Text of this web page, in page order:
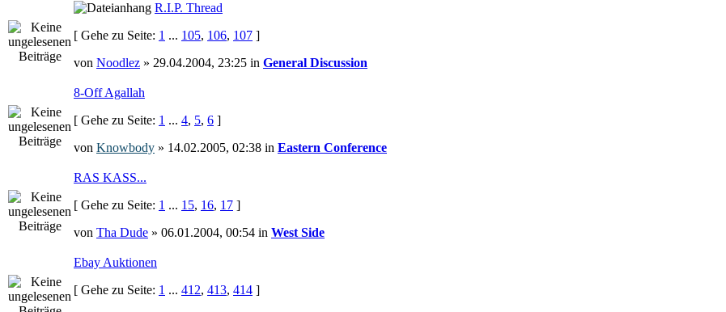
R.I.P. Thread
[ Gehe zu Seite: 1 ... 105, 106, 107 ]
von Noodlez » 29.04.2004, 23:25 in General Discussion
8-Off Agallah
[ Gehe zu Seite: 1 ... 4, 5, 6 ]
von Knowbody » 14.02.2005, 02:38 in Eastern Conference
RAS KASS...
[ Gehe zu Seite: 1 ... 15, 16, 17 ]
von Tha Dude » 06.01.2004, 00:54 in West Side
Ebay Auktionen
[ Gehe zu Seite: 1 ... 412, 413, 414 ]